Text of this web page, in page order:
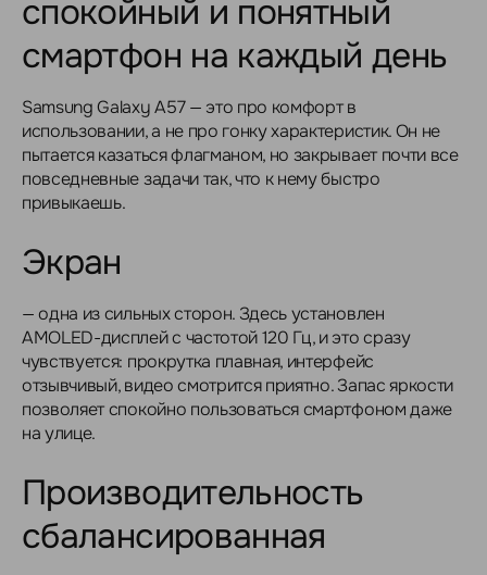
спокойный и понятный
смартфон на каждый день
Samsung Galaxy A57 — это про комфорт в
использовании, а не про гонку характеристик. Он не
пытается казаться флагманом, но закрывает почти все
повседневные задачи так, что к нему быстро
привыкаешь.
Экран
— одна из сильных сторон. Здесь установлен
AMOLED-дисплей с частотой 120 Гц, и это сразу
чувствуется: прокрутка плавная, интерфейс
отзывчивый, видео смотрится приятно. Запас яркости
позволяет спокойно пользоваться смартфоном даже
на улице.
Производительность
сбалансированная